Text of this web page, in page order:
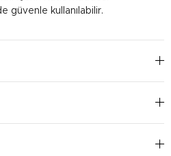
güvenle kullanılabilir.
birlikte alınması önerilir.